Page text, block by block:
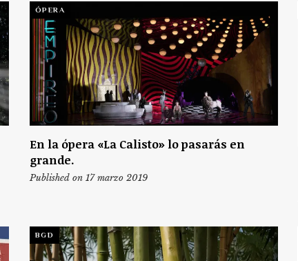
ÓPERA
En la ópera «La Calisto» lo pasarás en
grande.
Published on 17 marzo 2019
BGD